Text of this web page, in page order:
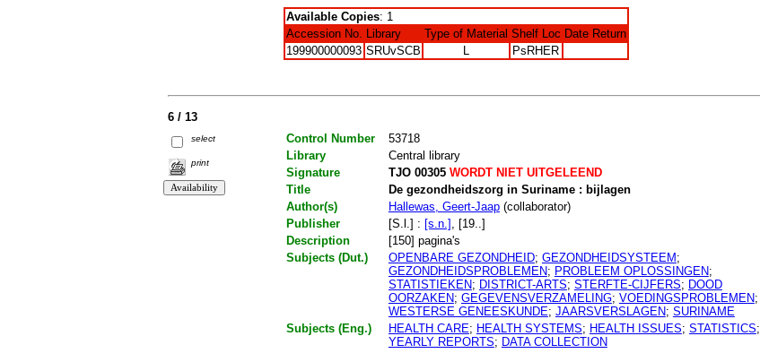
Available Copies: 1
Accession No.
Library Type of Material Shelf Loc Date Return
199900000093 SRUvSCB PsRHER
6 / 13
select
print
Control Number
53718
Library
Central library
Signature
TJO 00305WORDT NIET UITGELEEND
Title
De gezondheidszorg in Suriname : bijlagen
Author(s)
Hallewas, Geert-Jaap(collaborator)
Publisher
[S.l.] : [s.n.] , [19..]
Description
[150] pagina's
Subjects (Dut.)
OPENBARE GEZONDHEID; GEZONDHEIDSYSTEEM;
GEZONDHEIDSPROBLEMEN; PROBLEEM OPLOSSINGEN;
STATISTIEKEN; DISTRICT-ARTS; STERFTE-CIJFERS; DOOD
OORZAKEN; GEGEVENSVERZAMELING; VOEDINGSPROBLEMEN;
WESTERSE GENEESKUNDE; JAARSVERSLAGEN; SURINAME
Subjects (Eng.)
HEALTH CARE; HEALTH SYSTEMS; HEALTH ISSUES; STATISTICS;
YEARLY REPORTS; DATA COLLECTION